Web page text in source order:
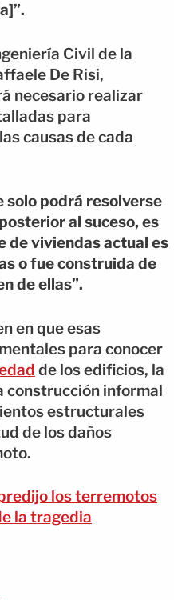
Civil de la
De Risi,
necesario realizar
para
causas de cada
solo podrá resolverse
al suceso, es
de viviendas actual es
o fue construida de
de ellas”.
en que esas
para conocer
de los edificios, la
construcción informal
estructurales
de los daños
los terremotos
la tragedia